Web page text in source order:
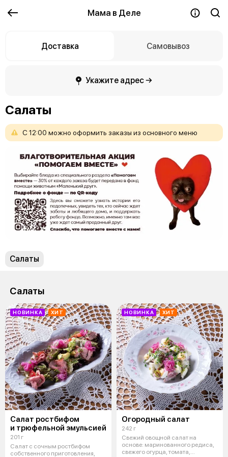
Мама в Деле
Доставка Самовывоз
Укажите адрес →
Салаты
С 12:00 можно оформить заказы из основного меню
Салаты
Салаты
НОВИНКА ХИТ
Салат ростбифом
и трюфельной эмульсией
201 г
Салат с сочным ростбифом
собственного приготовления,
НОВИНКА ХИТ
Огородный салат
242 г
Свежий овощной салат на
основе: маринованного редиса,
свежего огурца, томата,